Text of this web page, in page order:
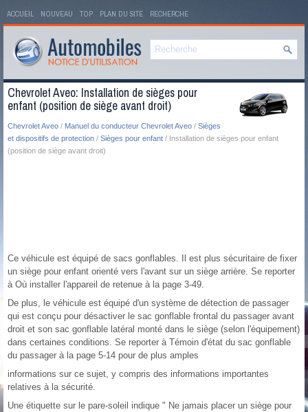
ACCUEIL NOUVEAU TOP PLAN DU SITE RECHERCHE
Chevrolet Aveo: Installation de sièges pour
enfant (position de siège avant droit)
Chevrolet Aveo / Manuel du conducteur Chevrolet Aveo / Sièges
et dispositifs de protection / Sièges pour enfant / Installation de sièges pour enfant
(position de siège avant droit)
Ce véhicule est équipé de sacs gonflables. Il est plus sécuritaire de fixer
un siège pour enfant orienté vers l'avant sur un siège arrière. Se reporter
à Où installer l'appareil de retenue à la page 3‑49.
De plus, le véhicule est équipé d'un système de détection de passager
qui est conçu pour désactiver le sac gonflable frontal du passager avant
droit et son sac gonflable latéral monté dans le siège (selon l'équipement)
dans certaines conditions. Se reporter à Témoin d'état du sac gonflable
du passager à la page 5‑14 pour de plus amples
informations sur ce sujet, y compris des informations importantes
relatives à la sécurité.
Une étiquette sur le pare-soleil indique " Ne jamais placer un siège pour